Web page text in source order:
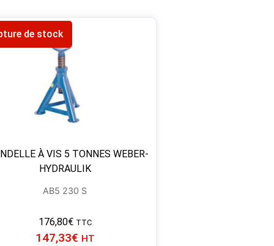
de stock
À VIS 5 TONNES WEBER-
HYDRAULIK
AB5 230 S
176,80€ TTC
147,33€ HT